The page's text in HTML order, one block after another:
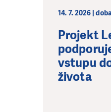
14. 7. 2026 |
Projekt
vstupu
života